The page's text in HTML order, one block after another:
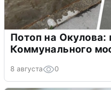
Потоп на
Коммунального
8 августа 0